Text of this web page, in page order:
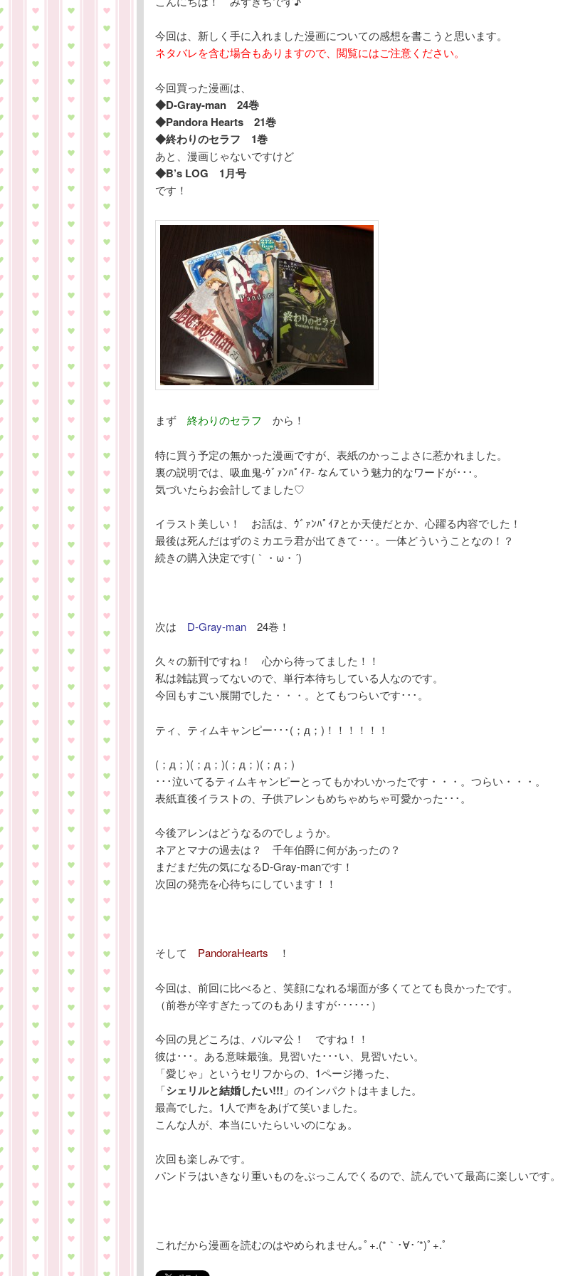
ン
ツ
へ
動
ツ
へ
移
今回は、新しく手に入れました漫画についての感想を書こうと思います。
ネタバレを含む場合もありますので、閲覧にはご注意ください。
今回買った漫画は、
◆D-Gray-man 24巻
◆Pandora Hearts 21巻
◆終わりのセラフ 1巻
あと、漫画じゃないですけど
◆B’s LOG 1月号
です！
まず 終わりのセラフ から！
特に買う予定の無かった漫画ですが、表紙のかっこよさに惹かれました。
裏の説明では、吸血鬼-ｳﾞｧﾝﾊﾟｲｱ- なんていう魅力的なワードが･･･。
気づいたらお会計してました♡
イラスト美しい！ お話は、ｳﾞｧﾝﾊﾟｲｱとか天使だとか、心躍る内容でした！
最後は死んだはずのミカエラ君が出てきて･･･。一体どういうことなの！？
続きの購入決定です(｀・ω・´)
次は D-Gray-man 24巻！
久々の新刊ですね！ 心から待ってました！！
私は雑誌買ってないので、単行本待ちしている人なのです。
今回もすごい展開でした・・・。とてもつらいです･･･。
ティ、ティムキャンピー･･･(；д；)！！！！！！
(；д；)(；д；)(；д；)(；д；)
･･･泣いてるティムキャンピーとってもかわいかったです・・・。つらい・・・。
表紙直後イラストの、子供アレンもめちゃめちゃ可愛かった･･･。
今後アレンはどうなるのでしょうか。
ネアとマナの過去は？ 千年伯爵に何があったの？
まだまだ先の気になるD-Gray-manです！
次回の発売を心待ちにしています！！
そして PandoraHearts ！
今回は、前回に比べると、笑顔になれる場面が多くてとても良かったです。
（前巻が辛すぎたってのもありますが･･････）
今回の見どころは、バルマ公！ ですね！！
彼は･･･。ある意味最強。見習いた･･･い、見習いたい。
「愛じゃ」というセリフからの、1ページ捲った、
「シェリルと結婚したい!!! 」のインパクトはキました。
最高でした。1人で声をあげて笑いました。
こんな人が、本当にいたらいいのになぁ。
次回も楽しみです。
パンドラはいきなり重いものをぶっこんでくるので、読んでいて最高に楽しいです。
これだから漫画を読むのはやめられません｡ﾟ+.(*｀･∀･´*)ﾟ+.ﾟ